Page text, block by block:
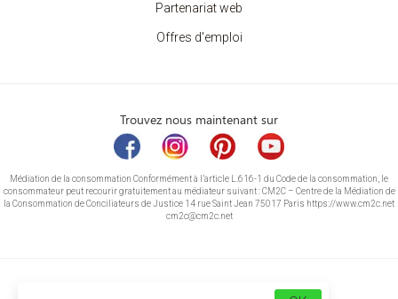
Partenariat web
Offres d'emploi
Trouvez nous maintenant sur
Médiation de la consommation Conformément à l’article L.616-1 du Code de la consommation, le
consommateur peut recourir gratuitement au médiateur suivant : CM2C – Centre de la Médiation de
la Consommation de Conciliateurs de Justice 14 rue Saint Jean 75017 Paris https://www.cm2c.net
cm2c@cm2c.net